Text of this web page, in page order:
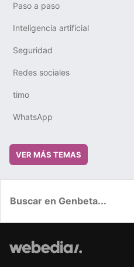
Paso a paso
Inteligencia artificial
Seguridad
Redes sociales
timo
WhatsApp
VER MÁS TEMAS